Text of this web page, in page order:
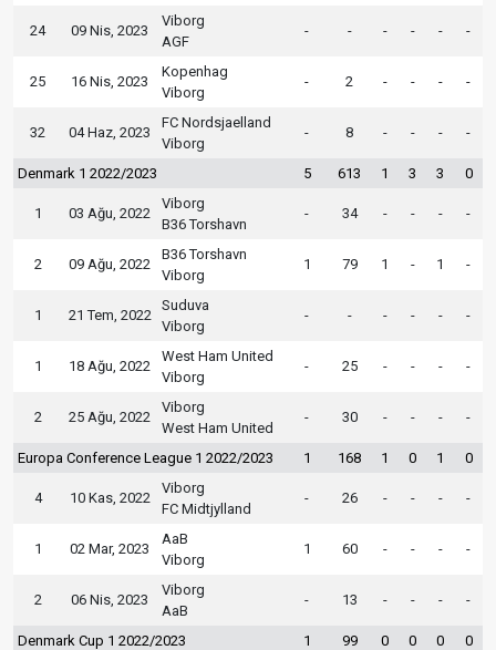
24 09 Nis, 2023
Viborg
AGF
- - - - - -
25 16 Nis, 2023
Kopenhag
Viborg
- 2 - - - -
32 04 Haz, 2023
FC Nordsjaelland
Viborg
- 8 - - - -
Denmark 1 2022/2023 5 613 1 3 3 0
1 03 Ağu, 2022
Viborg
B36 Torshavn
- 34 - - - -
2 09 Ağu, 2022
B36 Torshavn
Viborg
1 79 1 - 1 -
1 21 Tem, 2022
Suduva
Viborg
- - - - - -
1 18 Ağu, 2022
West Ham United
Viborg
- 25 - - - -
2 25 Ağu, 2022
Viborg
West Ham United
- 30 - - - -
Europa Conference League 1 2022/2023 1 168 1 0 1 0
4 10 Kas, 2022
Viborg
FC Midtjylland
- 26 - - - -
1 02 Mar, 2023
AaB
Viborg
1 60 - - - -
2 06 Nis, 2023
Viborg
AaB
- 13 - - - -
Denmark Cup 1 2022/2023 1 99 0 0 0 0